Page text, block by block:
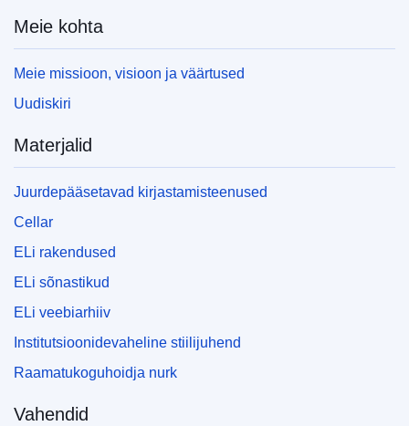
Meie kohta
Meie missioon, visioon ja väärtused
Uudiskiri
Materjalid
Juurdepääsetavad kirjastamisteenused
Cellar
ELi rakendused
ELi sõnastikud
ELi veebiarhiiv
Institutsioonidevaheline stiilijuhend
Raamatukoguhoidja nurk
Vahendid